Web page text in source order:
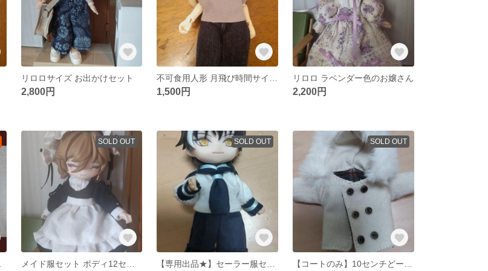
リロロサイズ お出かけセット
2,800円 1,500円
リロロ ラベンダー色のお嬢さん
2,200円
SOLD OUT SOLD OUT SOLD OUT